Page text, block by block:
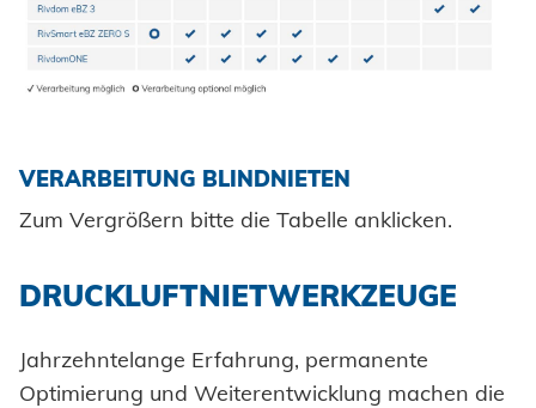
VERARBEITUNG BLINDNIETEN
Zum Vergrößern bitte die Tabelle anklicken.
DRUCKLUFTNIETWERKZEUGE
Jahrzehntelange Erfahrung, permanente
Optimierung und Weiterentwicklung machen die